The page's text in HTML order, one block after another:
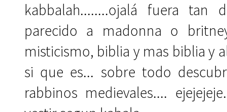
kabbalah........ojalá fuera tan
parecido a madonna o
misticismo, biblia y mas biblia y
si que es... sobre todo
rabbinos medievales....